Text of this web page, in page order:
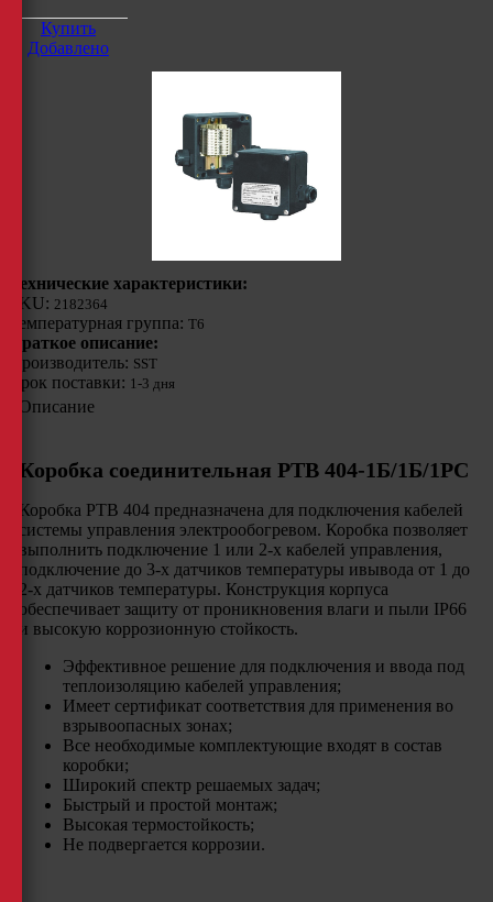
Купить
Добавлено
Технические характеристики:
SKU: 2182364
Температурная группа: Т6
Краткое описание:
Производитель: SST
Срок поставки: 1-3 дня
Описание
Коробка соединительная РТВ 404-1Б/1Б/1РС
Коробка РТВ 404 предназначена для подключения кабелей
системы управления электрообогревом. Коробка позволяет
выполнить подключение 1 или 2-х кабелей управления,
подключение до 3-х датчиков температуры ивывода от 1 до
2-х датчиков температуры. Конструкция корпуса
обеспечивает защиту от проникновения влаги и пыли IP66
и высокую коррозионную стойкость.
Эффективное решение для подключения и ввода под
теплоизоляцию кабелей управления;
Имеет сертификат соответствия для применения во
взрывоопасных зонах;
Все необходимые комплектующие входят в состав
коробки;
Широкий спектр решаемых задач;
Быстрый и простой монтаж;
Высокая термостойкость;
​Не подвергается коррозии.